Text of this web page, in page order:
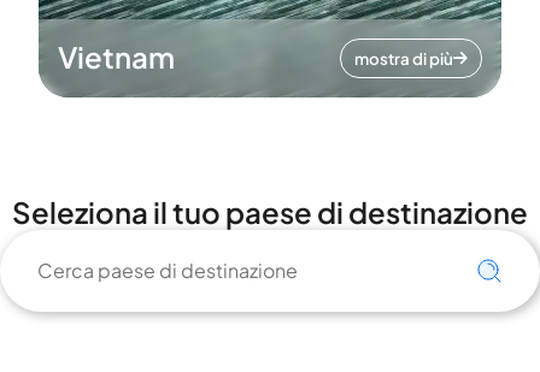
Vietnam mostra di più
Seleziona il tuo paese di destinazione